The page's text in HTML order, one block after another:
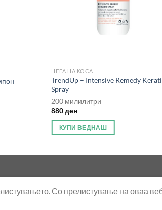
НЕГА НА КОСА
TrendUp – Intensive Remedy
Spray
200 милилитри
880ден
КУПИ ВЕДНАШ
Со прелистување на оваа